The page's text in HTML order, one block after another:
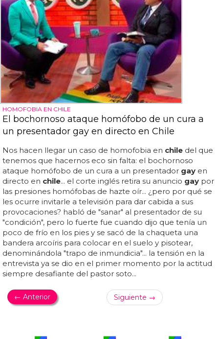
HOMOFOBIA EN CHILE
El bochornoso ataque homófobo de un cura a
un presentador gay en directo en Chile
Nos hacen llegar un caso de homofobia en chile del que
tenemos que hacernos eco sin falta: el bochornoso
ataque homófobo de un cura a un presentador gay en
directo en chile... el corte inglés retira su anuncio gay por
las presiones homófobas de hazte oír... ¿pero por qué se
les ocurre invitarle a televisión para dar cabida a sus
provocaciones? habló de "sanar" al presentador de su
"condición", pero lo fuerte fue cuando dijo que tenía un
poco de frío en los pies y se sacó de la chaqueta una
bandera arcoíris para colocar en el suelo y pisotear,
denominándola "trapo de inmundicia"... la tensión en la
entrevista ya se dio en el primer momento por la actitud
siempre desafiante del pastor soto...
← Anterior Siguiente →